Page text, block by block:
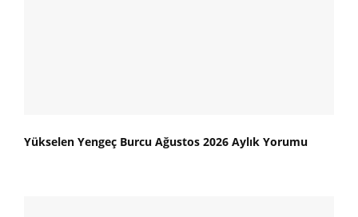
Yükselen Yengeç Burcu Ağustos 2026 Aylık Yorumu